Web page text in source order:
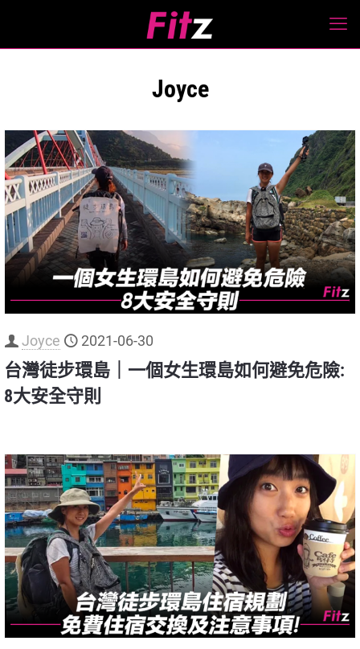
Joyce
Joyce 2021-06-30
台灣徒步環島｜一個女生環島如何避免危險:
8大安全守則